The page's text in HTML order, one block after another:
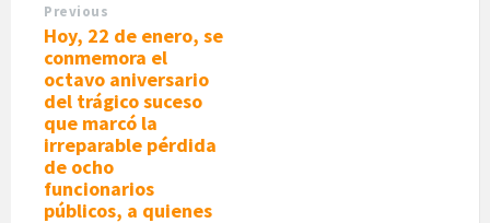
Previous
Hoy, 22 de enero, se
conmemora el
octavo aniversario
del trágico suceso
que marcó la
irreparable pérdida
de ocho
funcionarios
públicos, a quienes